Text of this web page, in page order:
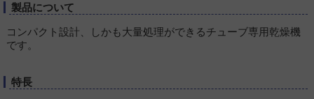
製品について
コンパクト設計、しかも大量処理ができるチューブ専用乾燥機
です。
特長